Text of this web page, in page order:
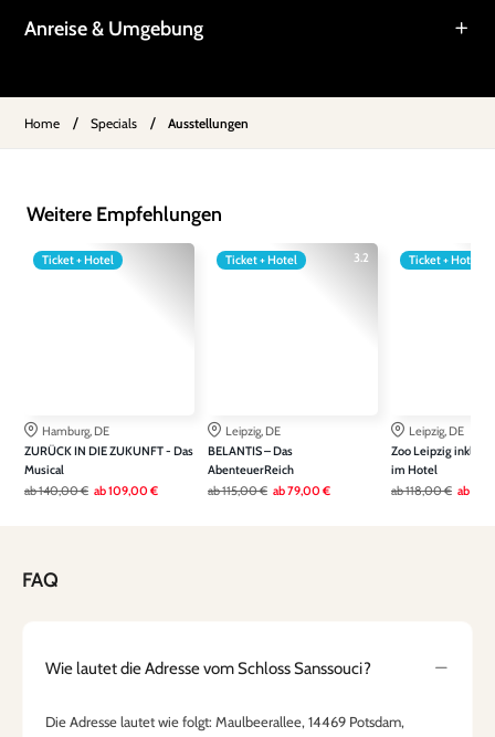
Anreise & Umgebung
Home / Specials / Ausstellungen
Weitere Empfehlungen
Ticket + Hotel
Hamburg, DE
ZURÜCK IN DIE ZUKUNFT - Das
Musical
ab140,00 € ab109,00 €
3.2
Ticket + Hotel
Leipzig, DE
BELANTIS – Das
AbenteuerReich
ab115,00 € ab79,00 €
Ticket + Hotel
Leipzig, DE
Zoo Leipzig inkl.
im Hotel
ab118,00 € ab
FAQ
Wie lautet die Adresse vom Schloss Sanssouci?
Die Adresse lautet wie folgt: Maulbeerallee, 14469 Potsdam,